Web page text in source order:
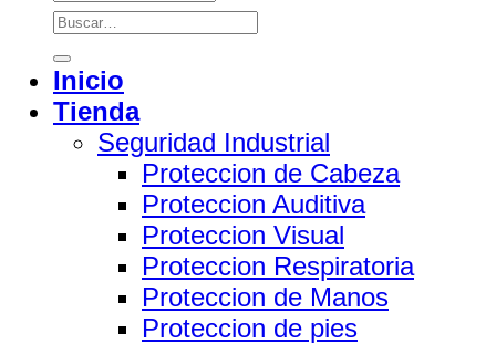
Buscar
por:
Inicio
Tienda
Seguridad Industrial
Proteccion de Cabeza
Proteccion Auditiva
Proteccion Visual
Proteccion Respiratoria
Proteccion de Manos
Proteccion de pies